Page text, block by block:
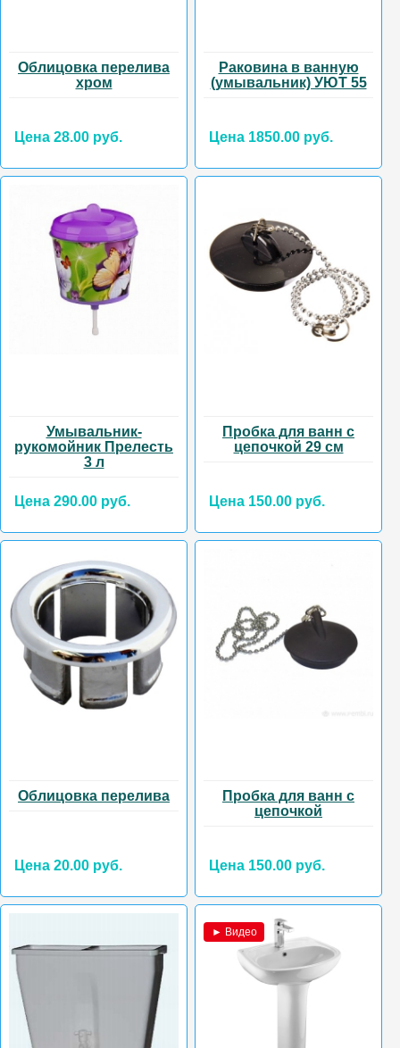
Облицовка перелива
хром
Цена 28.00 руб.
Раковина в ванную
(умывальник) УЮТ 55
Цена 1850.00 руб.
Умывальник-
рукомойник Прелесть
3 л
Цена 290.00 руб.
Пробка для ванн с
цепочкой 29 см
Цена 150.00 руб.
Облицовка перелива
Цена 20.00 руб.
Пробка для ванн с
цепочкой
Цена 150.00 руб.
► Видео